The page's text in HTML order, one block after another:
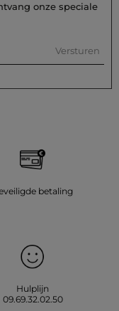
onze speciale
Versturen
betaling
Hulplijn
09.69.32.02.50